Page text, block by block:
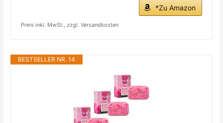
*Zu Amazon
Preis inkl. MwSt., zzgl. Versandkosten
BESTSELLER NR. 14